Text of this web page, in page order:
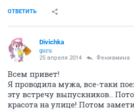
ОТВЕТИТЬ
Divichka
guru
25 апреля 2014 Фениамина
Всем привет!
Я проводила мужа, все-таки
эту встречу выпускников..
красота на улице! Потом